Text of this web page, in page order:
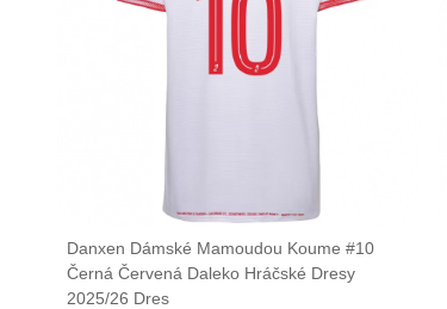
Danxen Dámské Mamoudou Koume #10
Černá Červená Daleko Hráčské Dresy
2025/26 Dres